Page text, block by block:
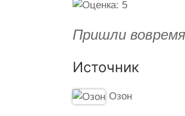
Пришли
Источник
Озон